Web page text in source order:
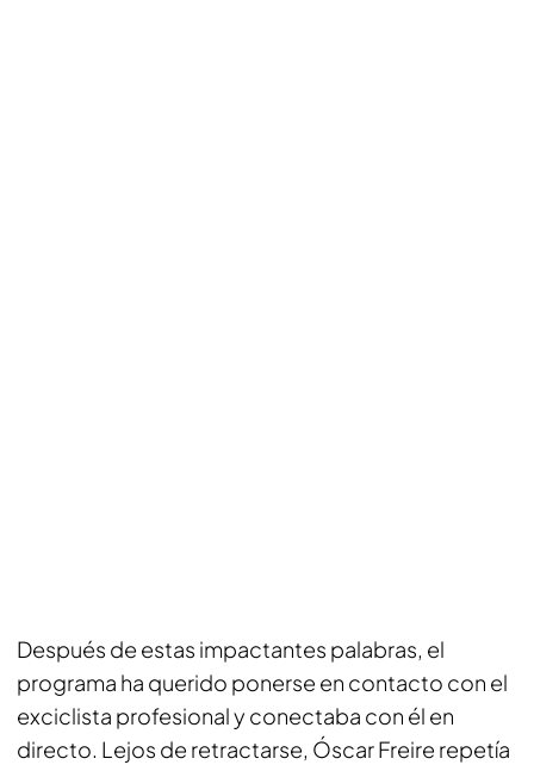
Después de estas impactantes palabras, el
programa ha querido ponerse en contacto con el
exciclista profesional y conectaba con él en
directo. Lejos de retractarse, Óscar Freire repetía